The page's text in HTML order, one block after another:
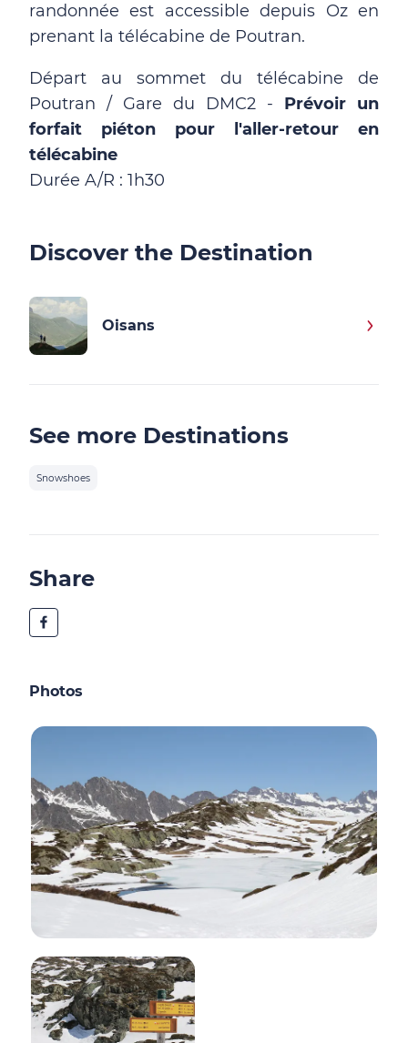
randonnée est accessible depuis Oz en
prenant la télécabine de Poutran.
Départ au sommet du télécabine de
Poutran / Gare du DMC2 - Prévoir un
forfait piéton pour l'aller-retour en
télécabine
Durée A/R : 1h30
Discover the Destination
Oisans
See more Destinations
Snowshoes
Share
Photos